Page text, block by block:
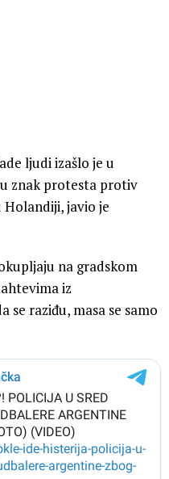
ljudi izašlo je u
znak protesta protiv
Holandiji, javio je
na gradskom
iz
se raziđu, masa se samo